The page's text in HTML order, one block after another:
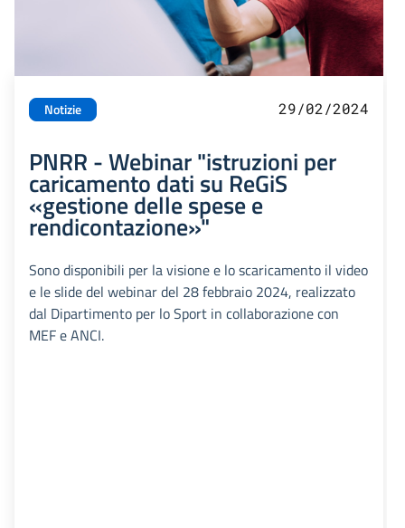
Notizie 29/02/2024
PNRR - Webinar "istruzioni per
caricamento dati su ReGiS
«gestione delle spese e
rendicontazione»"
Sono disponibili per la visione e lo scaricamento il video
e le slide del webinar del 28 febbraio 2024, realizzato
dal Dipartimento per lo Sport in collaborazione con
MEF e ANCI.